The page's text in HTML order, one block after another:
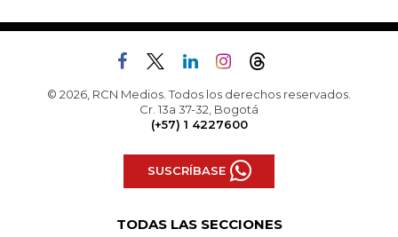
© 2026, RCN Medios. Todos los derechos reservados.
Cr. 13a 37-32, Bogotá
(+57) 1 4227600
SUSCRÍBASE
TODAS LAS SECCIONES